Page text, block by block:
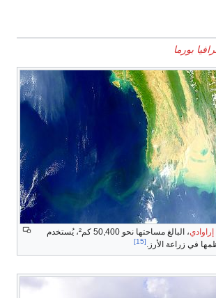
بورما
إراوادي
، البالغ مساحتها نحو 50,400 كم²، يُستخدم
في زراعة الأرز.[15]